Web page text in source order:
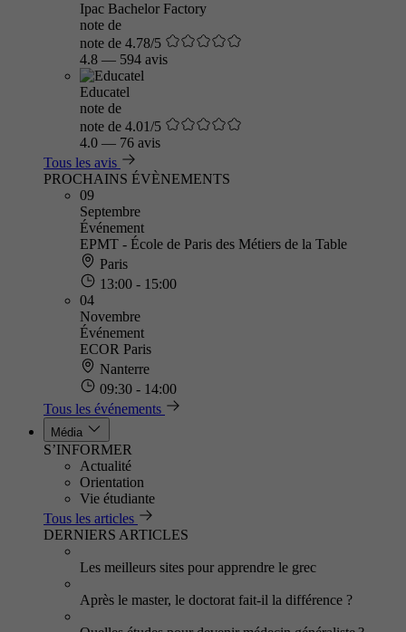
Ipac Bachelor Factory
note de
note de 4.78/5
4.8 — 594 avis
Educatel
note de
note de 4.01/5
4.0 — 76 avis
Tous les avis
PROCHAINS ÉVÈNEMENTS
09
Septembre
Événement
EPMT - École de Paris des Métiers de la Table
Paris
13:00 - 15:00
04
Novembre
Événement
ECOR Paris
Nanterre
09:30 - 14:00
Tous les événements
Média
S’INFORMER
Actualité
Orientation
Vie étudiante
Tous les articles
DERNIERS ARTICLES
Les meilleurs sites pour apprendre le grec
Après le master, le doctorat fait-il la différence ?